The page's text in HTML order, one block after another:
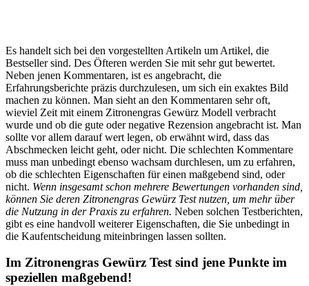
Es handelt sich bei den vorgestellten Artikeln um Artikel, die
Bestseller sind. Des Öfteren werden Sie mit sehr gut bewertet.
Neben jenen Kommentaren, ist es angebracht, die
Erfahrungsberichte präzis durchzulesen, um sich ein exaktes Bild
machen zu können. Man sieht an den Kommentaren sehr oft,
wieviel Zeit mit einem Zitronengras Gewürz Modell verbracht
wurde und ob die gute oder negative Rezension angebracht ist. Man
sollte vor allem darauf wert legen, ob erwähnt wird, dass das
Abschmecken leicht geht, oder nicht. Die schlechten Kommentare
muss man unbedingt ebenso wachsam durchlesen, um zu erfahren,
ob die schlechten Eigenschaften für einen maßgebend sind, oder
nicht. Wenn insgesamt schon mehrere Bewertungen vorhanden sind,
können Sie deren Zitronengras Gewürz Test nutzen, um mehr über
die Nutzung in der Praxis zu erfahren. Neben solchen Testberichten,
gibt es eine handvoll weiterer Eigenschaften, die Sie unbedingt in
die Kaufentscheidung miteinbringen lassen sollten.
Im Zitronengras Gewürz Test sind jene Punkte im
speziellen maßgebend!